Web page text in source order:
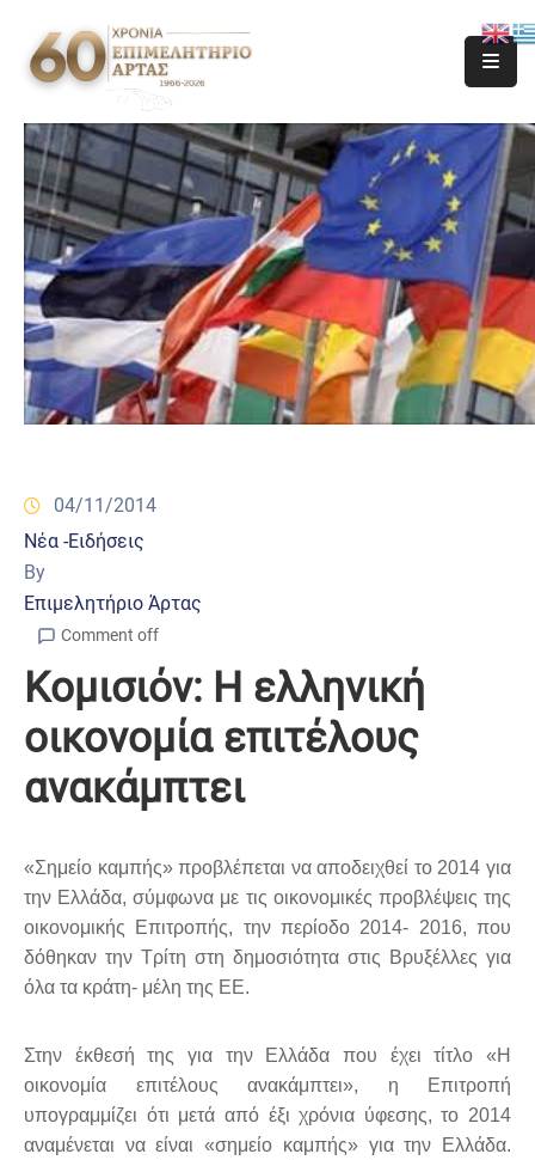
04/11/2014
Νέα -Ειδήσεις
By
Επιμελητήριο Άρτας
Comment off
Κομισιόν: Η ελληνική
οικονομία επιτέλους
ανακάμπτει
«Σημείο καμπής» προβλέπεται να αποδειχθεί το 2014 για
την Ελλάδα, σύμφωνα με τις οικονομικές προβλέψεις της
οικονομικής Επιτροπής, την περίοδο 2014- 2016, που
δόθηκαν την Τρίτη στη δημοσιότητα στις Βρυξέλλες για
όλα τα κράτη- μέλη της ΕΕ.
Στην έκθεσή της για την Ελλάδα που έχει τίτλο «Η
οικονομία επιτέλους ανακάμπτει», η Επιτροπή
υπογραμμίζει ότι μετά από έξι χρόνια ύφεσης, το 2014
αναμένεται να είναι «σημείο καμπής» για την Ελλάδα.